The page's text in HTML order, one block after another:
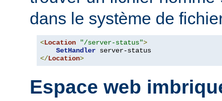
dans le système de
<Location "/server-status">
SetHandler
</Location>
Espace web